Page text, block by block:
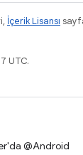
İçerik Lisansı
UTC.
@Android